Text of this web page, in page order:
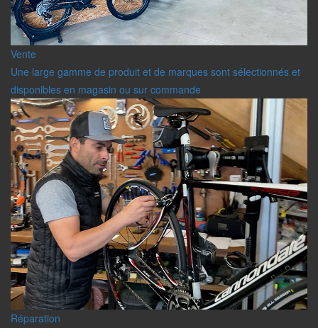
Vente
Une large gamme de produit et de marques sont sélectionnés et
disponibles en magasin ou sur commande
Réparation